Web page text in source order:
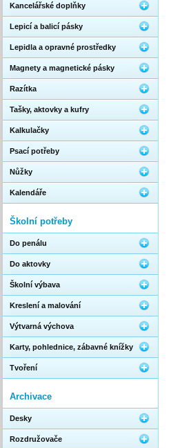
Kancelářské doplňky
Lepicí a balicí pásky
Lepidla a opravné prostředky
Magnety a magnetické pásky
Razítka
Tašky, aktovky a kufry
Kalkulačky
Psací potřeby
Nůžky
Kalendáře
Školní potřeby
Do penálu
Do aktovky
Školní výbava
Kreslení a malování
Výtvarná výchova
Karty, pohlednice, zábavné knížky
Tvoření
Archivace
Desky
Rozdružovače